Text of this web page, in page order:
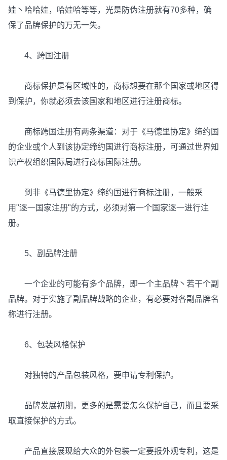
娃丶哈哈娃，哈娃哈等等，光是防伪注册就有70多种，确
保了品牌保护的万无一失。
4、跨国注册
商标保护是有区域性的，商标想要在那个国家或地区得
到保护，你就必须去该国家和地区进行注册商标。
商标跨国注册有两条渠道：对于《马德里协定》缔约国
的企业或个人到该协定缔约国进行商标注册，可通过世界知
识产权组织国际局进行商标国际注册。
到非《马德里协定》缔约国进行商标注册，一般采
用"逐一国家注册"的方式，必须对第一个国家逐一进行注
册。
5、副品牌注册
一个企业的可能有多个品牌，即一个主品牌丶若干个副
品牌。对于实施了副品牌战略的企业，有必要对各副品牌名
称进行注册。
6、包装风格保护
对独特的产品包装风格，要申请专利保护。
品牌发展初期，更多的是需要怎么保护自己，而且要采
取直接保护的方式。
产品直接展现给大众的外包装一定要报外观专利，这是